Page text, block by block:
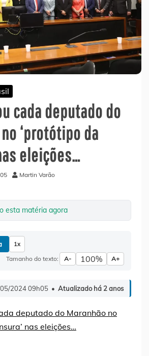
cada deputado do
‘protótipo da
eleições…
Martin Varão
esta matéria agora
1x
Tamanho do texto: A- 100% A+
2024 09h05 • Atualizado há 2 anos